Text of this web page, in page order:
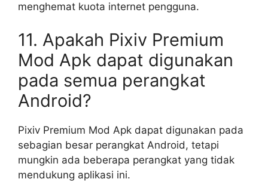
menghemat kuota internet pengguna.
11. Apakah Pixiv Premium
Mod Apk dapat digunakan
pada semua perangkat
Android?
Pixiv Premium Mod Apk dapat digunakan pada
sebagian besar perangkat Android, tetapi
mungkin ada beberapa perangkat yang tidak
mendukung aplikasi ini.